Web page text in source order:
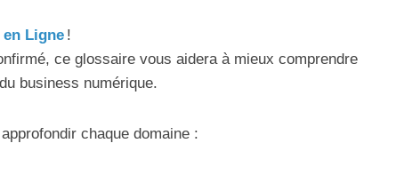
Ligne !
ce glossaire vous aidera à mieux comprendre
business numérique.
chaque domaine :